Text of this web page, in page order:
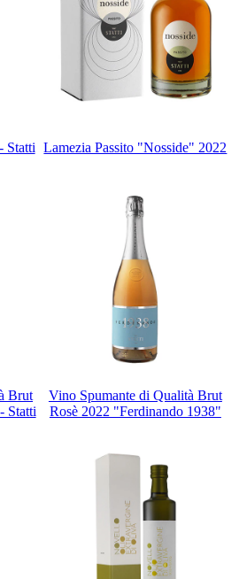
Statti Lamezia Passito "Nosside" 2022
Brut
Statti
Vino Spumante di Qualità Brut
Rosè 2022 "Ferdinando 1938"